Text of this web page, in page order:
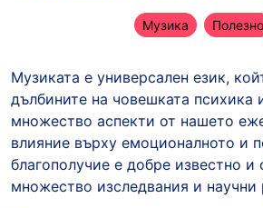
Музика Полезно
Музиката е универсален език,
дълбините на човешката психика
множество аспекти от нашето
влияние върху емоционалното и
благополучие е добре известно и
множество изследвания и научни